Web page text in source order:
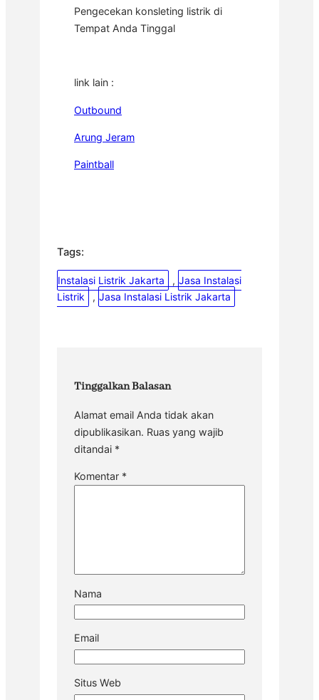
Pengecekan konsleting listrik di
Tempat Anda Tinggal
link lain :
Outbound
Arung Jeram
Paintball
Tags:
Instalasi Listrik Jakarta , Jasa Instalasi
Listrik
, Jasa Instalasi Listrik Jakarta
Tinggalkan Balasan
Alamat email Anda tidak akan
dipublikasikan. Ruas yang wajib
ditandai *
Komentar *
Nama
Email
Situs Web